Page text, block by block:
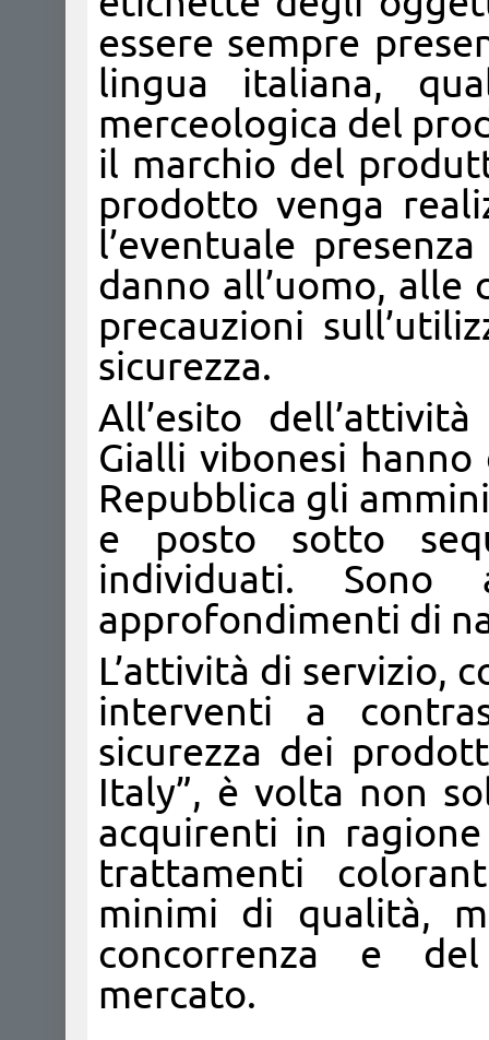
essere sempre
lingua italiana,
merceologica del
il marchio del
prodotto venga
l’eventuale
danno all’uomo, alle
precauzioni
sicurezza.
All’esito
Gialli vibonesi
Repubblica gli
e posto sotto
individuati.
approfondimenti di
L’attività di servizio,
interventi a
sicurezza dei
Italy”, è volta non
acquirenti in
trattamenti
minimi di qualità,
concorrenza e
mercato.